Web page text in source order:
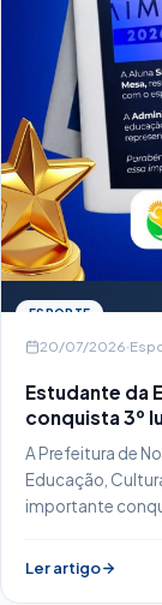
ESPORTE
20/07/2026
Estudante da
conquista 3º
Escolares
A Prefeitura de
Educação,
importante
Ler artigo